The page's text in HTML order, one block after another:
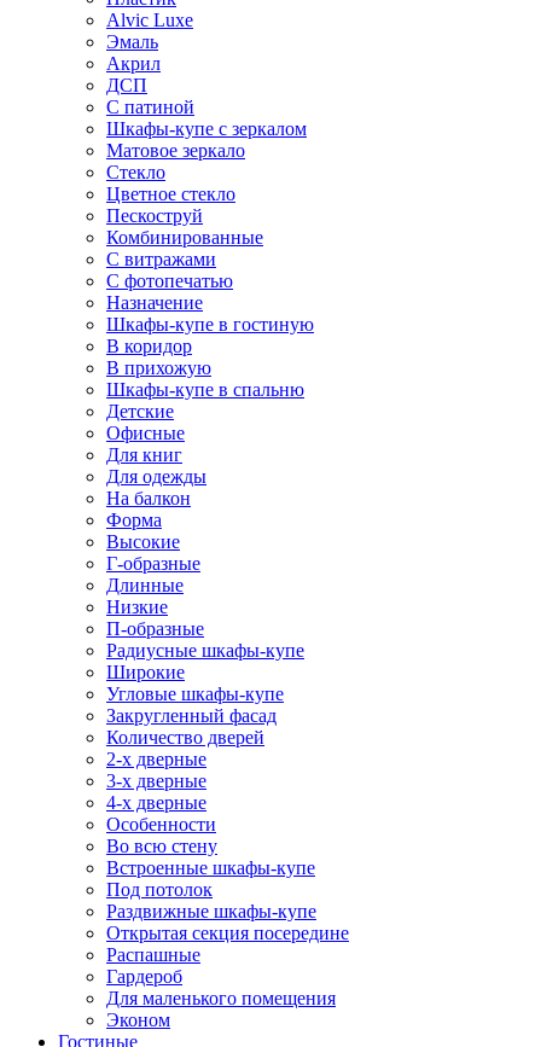
Alvic Luxe
Эмаль
Акрил
ДСП
С патиной
Шкафы-купе с зеркалом
Матовое зеркало
Стекло
Цветное стекло
Пескоструй
Комбинированные
С витражами
С фотопечатью
Назначение
Шкафы-купе в гостиную
В коридор
В прихожую
Шкафы-купе в спальню
Детские
Офисные
Для книг
Для одежды
На балкон
Форма
Высокие
Г-образные
Длинные
Низкие
П-образные
Радиусные шкафы-купе
Широкие
Угловые шкафы-купе
Закругленный фасад
Количество дверей
2-х дверные
3-х дверные
4-х дверные
Особенности
Во всю стену
Встроенные шкафы-купе
Под потолок
Раздвижные шкафы-купе
Открытая секция посередине
Распашные
Гардероб
Для маленького помещения
Эконом
Гостиные